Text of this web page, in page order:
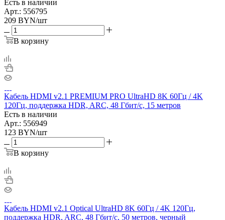
Есть в наличии
Арт.: 556795
209 BYN/шт
В корзину
Кабель HDMI v2.1 PREMIUM PRO UltraHD 8K 60Гц / 4K
120Гц, поддержка HDR, ARC, 48 Гбит/с, 15 метров
Есть в наличии
Арт.: 556949
123 BYN/шт
В корзину
Кабель HDMI v2.1 Optical UltraHD 8K 60Гц / 4K 120Гц,
поддержка HDR, ARC, 48 Гбит/с, 50 метров, черный